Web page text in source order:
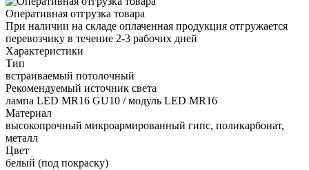
Оперативная отгрузка товара
При наличии на складе оплаченная продукция отгружается
перевозчику в течение 2-3 рабочих дней
Характеристики
Тип
встраиваемый потолочный
Рекомендуемый источник света
лампа LED MR16 GU10 / модуль LED MR16
Материал
высокопрочный микроармированный гипс, поликарбонат,
металл
Цвет
белый (под покраску)